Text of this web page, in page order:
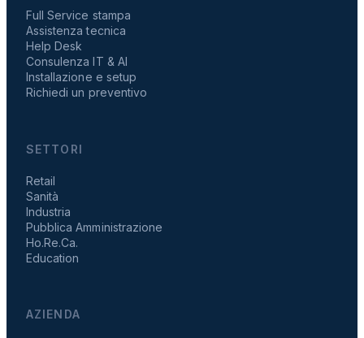
Full Service stampa
Assistenza tecnica
Help Desk
Consulenza IT & AI
Installazione e setup
Richiedi un preventivo
SETTORI
Retail
Sanità
Industria
Pubblica Amministrazione
Ho.Re.Ca.
Education
AZIENDA